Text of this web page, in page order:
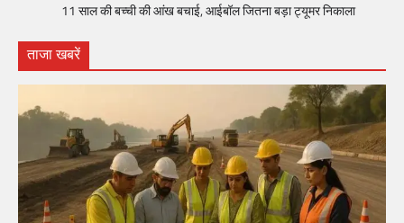
11 साल की बच्ची की आंख बचाई, आईबॉल जितना बड़ा ट्यूमर निकाला
ताजा खबरें